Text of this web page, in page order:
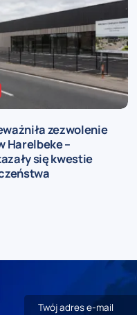
zezwolenie
Harelbeke –
się kwestie